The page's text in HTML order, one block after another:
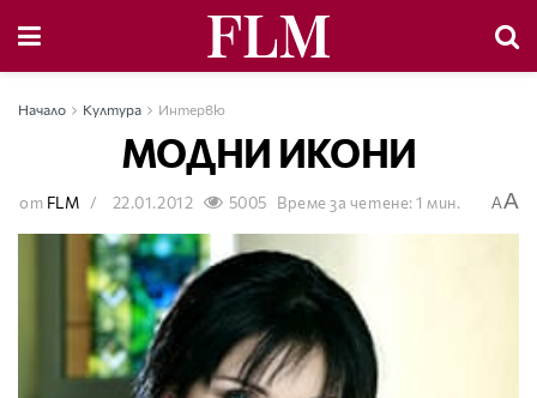
Начало Култура Интервю
МОДНИ ИКОНИ
от FLM 22.01.2012 5005 Време за четене: 1 мин. AA